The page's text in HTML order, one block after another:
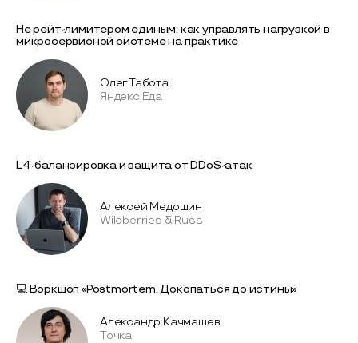
Не рейт-лимитером единым: как управлять нагрузкой в
микросервисной системе на практике
Олег Табота
Яндекс Еда
L4-балансировка и защита от DDoS-атак
Алексей Медошин
Wildberries & Russ
💻 Воркшоп «Postmortem. Докопаться до истины»
Александр Качмашев
Точка